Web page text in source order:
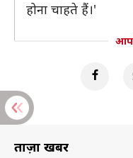
होना चाहते हैं।'
ताज़ा खबरें